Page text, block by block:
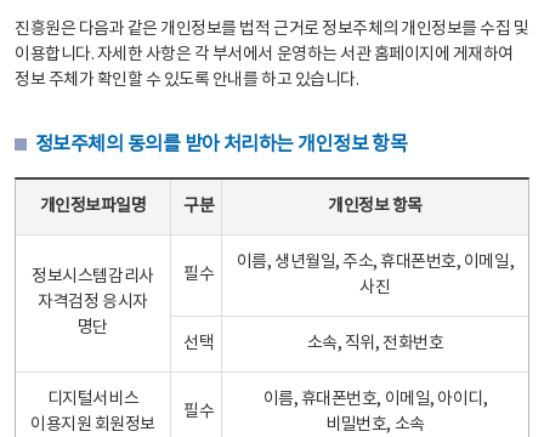
진흥원은 다음과 같은 개인정보를 법적 근거로 정보주체의 개인정보를 수집 및
이용합니다. 자세한 사항은 각 부서에서 운영하는 서관 홈페이지에 게재하여
정보 주체가 확인할 수 있도록 안내를 하고 있습니다.
정보주체의 동의를 받아 처리하는 개인정보 항목
개인정보파일명 구분 개인정보 항목
정보시스템감리사
자격검정 응시자
명단
필수
이름, 생년월일, 주소, 휴대폰번호, 이메일,
사진
선택 소속, 직위, 전화번호
디지털서비스
이용지원 회원정보
필수
이름, 휴대폰번호, 이메일, 아이디,
비밀번호, 소속